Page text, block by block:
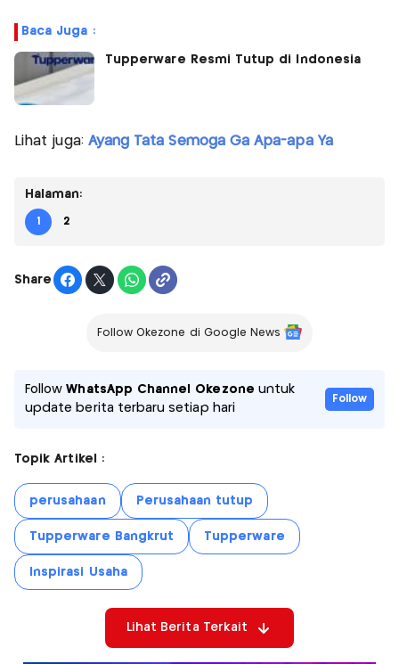
Baca Juga :
Tupperware Resmi Tutup di Indonesia
Lihat juga: Ayang Tata Semoga Ga Apa-apa Ya
Halaman:
1 2
Share
Follow Okezone di Google News
FollowWhatsApp Channel Okezone untuk
update berita terbaru setiap hari
Follow
Topik Artikel :
perusahaan Perusahaan tutup
Tupperware Bangkrut Tupperware
Inspirasi Usaha
Lihat Berita Terkait